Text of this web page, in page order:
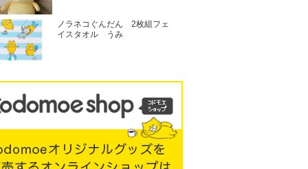
ノラネコぐんだん 2枚組フェ
イスタオル うみ